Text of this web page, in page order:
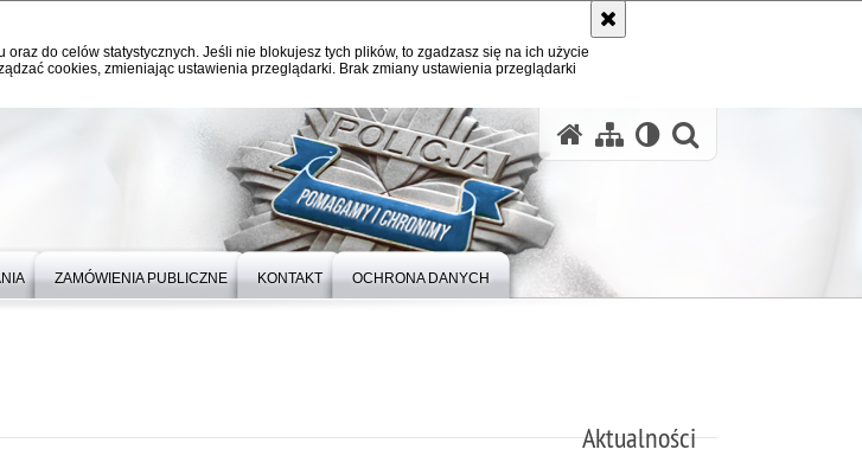
do celów statystycznych. Jeśli nie blokujesz tych plików, to zgadzasz się na ich użycie
cookies, zmieniając ustawienia przeglądarki. Brak zmiany ustawienia przeglądarki
ZAMÓWIENIA PUBLICZNE KONTAKT OCHRONA DANYCH
Aktualności